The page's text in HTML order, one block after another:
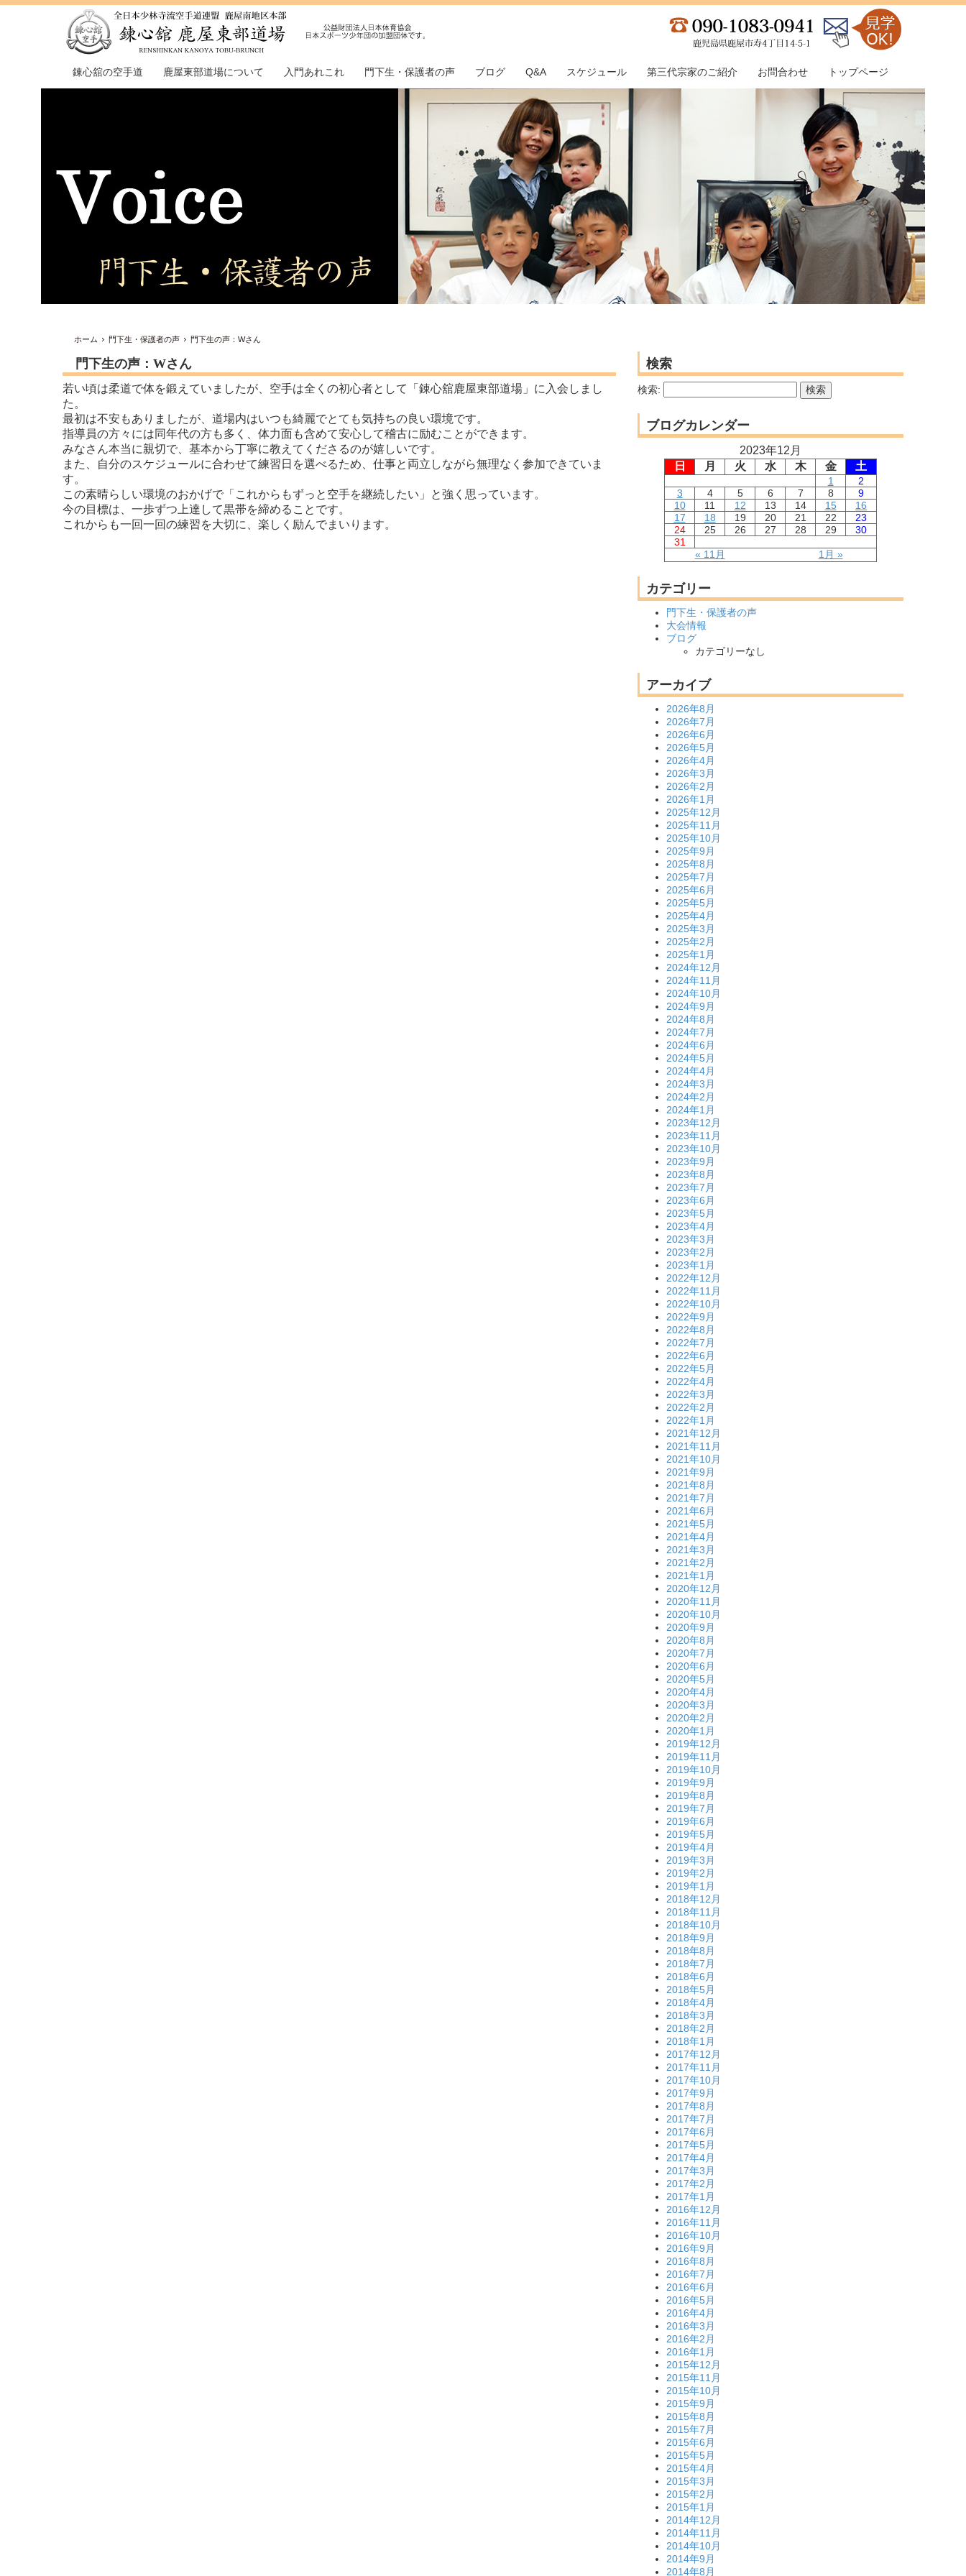
錬心舘の空手道 鹿屋東部道場について 入門あれこれ 門下生・保護者の声 ブログ Q&A スケジュール 第三代宗家のご紹介 お問合わせ トップページ
ホーム 門下生・保護者の声 門下生の声：Wさん
門下生の声：Wさん
若い頃は柔道で体を鍛えていましたが、空手は全くの初心者として「錬心舘鹿屋東部道場」に入会しまし
た。
最初は不安もありましたが、道場内はいつも綺麗でとても気持ちの良い環境です。
指導員の方々には同年代の方も多く、体力面も含めて安心して稽古に励むことができます。
みなさん本当に親切で、基本から丁寧に教えてくださるのが嬉しいです。
また、自分のスケジュールに合わせて練習日を選べるため、仕事と両立しながら無理なく参加できていま
す。
この素晴らしい環境のおかげで「これからもずっと空手を継続したい」と強く思っています。
今の目標は、一歩ずつ上達して黒帯を締めることです。
これからも一回一回の練習を大切に、楽しく励んでまいります。
検索
検索:
ブログカレンダー
2023年12月
日
月 火 水 木 金 土
« 11月 1月 »
1
2
3
4 5 6 7 8
9
10
11 12 13 14 15
16
17
18 19 20 21 22
23
24
25 26 27 28 29
30
31
カテゴリー
門下生・保護者の声
大会情報
ブログ
カテゴリーなし
アーカイブ
2026年8月
2026年7月
2026年6月
2026年5月
2026年4月
2026年3月
2026年2月
2026年1月
2025年12月
2025年11月
2025年10月
2025年9月
2025年8月
2025年7月
2025年6月
2025年5月
2025年4月
2025年3月
2025年2月
2025年1月
2024年12月
2024年11月
2024年10月
2024年9月
2024年8月
2024年7月
2024年6月
2024年5月
2024年4月
2024年3月
2024年2月
2024年1月
2023年12月
2023年11月
2023年10月
2023年9月
2023年8月
2023年7月
2023年6月
2023年5月
2023年4月
2023年3月
2023年2月
2023年1月
2022年12月
2022年11月
2022年10月
2022年9月
2022年8月
2022年7月
2022年6月
2022年5月
2022年4月
2022年3月
2022年2月
2022年1月
2021年12月
2021年11月
2021年10月
2021年9月
2021年8月
2021年7月
2021年6月
2021年5月
2021年4月
2021年3月
2021年2月
2021年1月
2020年12月
2020年11月
2020年10月
2020年9月
2020年8月
2020年7月
2020年6月
2020年5月
2020年4月
2020年3月
2020年2月
2020年1月
2019年12月
2019年11月
2019年10月
2019年9月
2019年8月
2019年7月
2019年6月
2019年5月
2019年4月
2019年3月
2019年2月
2019年1月
2018年12月
2018年11月
2018年10月
2018年9月
2018年8月
2018年7月
2018年6月
2018年5月
2018年4月
2018年3月
2018年2月
2018年1月
2017年12月
2017年11月
2017年10月
2017年9月
2017年8月
2017年7月
2017年6月
2017年5月
2017年4月
2017年3月
2017年2月
2017年1月
2016年12月
2016年11月
2016年10月
2016年9月
2016年8月
2016年7月
2016年6月
2016年5月
2016年4月
2016年3月
2016年2月
2016年1月
2015年12月
2015年11月
2015年10月
2015年9月
2015年8月
2015年7月
2015年6月
2015年5月
2015年4月
2015年3月
2015年2月
2015年1月
2014年12月
2014年11月
2014年10月
2014年9月
2014年8月